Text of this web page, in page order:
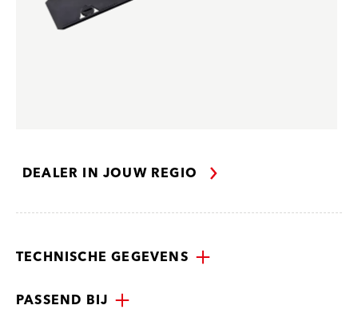
DEALER IN JOUW REGIO
TECHNISCHE GEGEVENS
PASSEND BIJ